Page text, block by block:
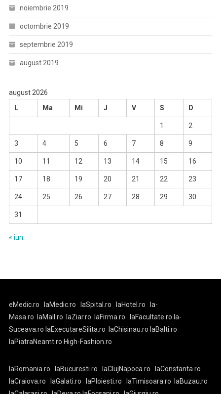
noiembrie 2019
octombrie 2019
septembrie 2019
august 2019
august 2026
L
Ma Mi J V S D
1 2
3 4 5 6 7 8 9
10 11 12 13 14 15 16
17 18 19 20 21 22 23
24 25 26 27 28 29 30
31
« iun.
eMedic.ro laMedic.ro laSpital.ro laHotel.ro
la-
Masa.ro
laMall.ro laZiar.ro laFirma.ro laFacultate.ro la-
Suceava.ro laExecutareSilita.ro laChisinau.ro laBalti.ro
laPiatraNeamt.ro High-Fashion.ro
laRomania.ro laBucuresti.ro laClujNapoca.ro
laConstanta.ro
laCraiova.ro
laGalati.ro laPloiesti.ro laTimisoara.ro
laBuzau.ro